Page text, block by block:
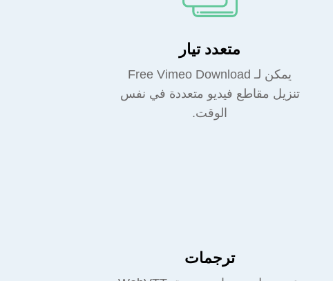
متعدد تيار
يمكن لـ Free Vimeo Download
تنزيل مقاطع فيديو متعددة في نفس
الوقت.
ترجمات